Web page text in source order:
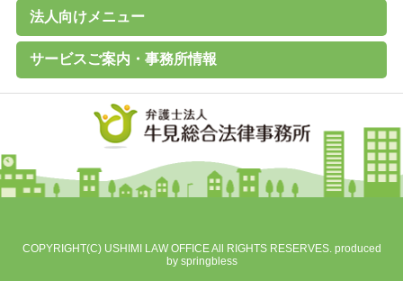
個人のお客様へ
家計診断・ライフプランアドバイス
債務整理（任意整理、個人再生、破産、過払い金の取戻し）
離婚その他家族の問題
高齢者の財産管理（後見、保佐、補助など）
遺言書作成、遺産分割、相続税対策
交通事故、その他各種事故
労働問題
（未払賃金、不当解雇、労災など）
その他の民事事件
刑事事件 （刑事弁護、被害者支援、告訴）
B型肝炎給付金
C型肝炎給付金
石綿（アスベスト）賠償金
破産に関するQ&A
過払い金に関するQ&A
離婚に関するQ&A
交通事故に関するQ&A
法人向けメニュー
法人のお客様へ
経営・法律顧問サービス
従業員支援プログラム（ＥＡＰ）
経営相談、経営計画作成サポートなど
会社設立、株主総会、代表訴訟、その他会社法務一般
売掛金等の与信管理・債権回収
契約書の作成・チェック
人事労務（就業規則、賃金、解雇など）
訴訟・紛争・クレーム
Ｍ＆Ａ・各種提携、事業承継
事業再生・倒産（民事再生、破産、特別清算）
サービスご案内・事務所情報
事務所案内
基本理念
初回相談（平日）無料
費用見積り無料
料金一覧
よくあるご質問
お客様の声
メールマガジン無料登録
講演・セミナー実績
対応エリア
採用情報
地図
個人情報保護方針
COPYRIGHT(C) USHIMI LAW OFFICE All RIGHTS RESERVES. produced
by springbless